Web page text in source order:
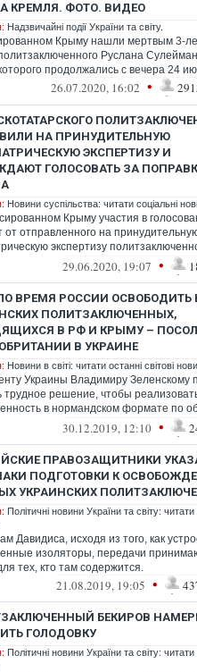
КРЕМЛЯ. ФОТО. ВИДЕО
Надзвичайні події України та світу.
Крыму нашли мертвым 3-
Руслана
продолжались с вечера 24
26.07.2020, 16:02 •
НА ПРИНУДИТЕЛЬНУЮ
ЭКСПЕРТИЗУ И
ГОЛОСОВАТЬ ЗА
Новини суспільства: читати соціальні
Крыму участия в
от отправленного на
экспертизу
Сейтум...29.06.2020, 19:07 •
ВРЕМЯ РОССИИ ОСВОБОДИТЬ
ПОЛИТЗАКЛЮЧЕННЫХ,
В РФ И КРЫМУ – ПОСОЛ
В УКРАИНЕ
Новини в світі: читати останні світові
Украины Владимиру Зеленскому
трудное решение, чтобы
в нормандском формате по
30.12.2019, 12:10 •
ПРАВОЗАЩИТНИКИ
ПОДГОТОВКИ К
УКРАИНСКИХ
Політичні новини України та світу:
Давидиса, исходя из того, как
изоляторы, передачи
тех, кто там содержится.
21.08.2019, 19:05 •
БЕКИРОВ
ГОЛОДОВКУ
Політичні новини України та світу: